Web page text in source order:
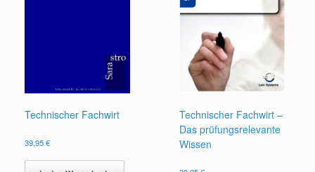
Technischer Fachwirt
39,95€
Technischer Fachwirt –
Das prüfungsrelevante
Wissen